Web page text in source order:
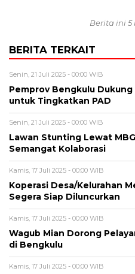
Berita ini
BERITA TERKAIT
Senin, 21 Juli 2025 - 00:00 WIB
Pemprov Bengkulu
untuk Tingkatkan PAD
Senin, 21 Juli 2025 - 00:00 WIB
Lawan Stunting Lewat
Semangat Kolaborasi
Kamis, 17 Juli 2025 - 00:00 WIB
Koperasi Desa/Kelurahan
Segera Siap Diluncurkan
Kamis, 17 Juli 2025 - 00:00 WIB
Wagub Mian Dorong
di Bengkulu
Kamis, 17 Juli 2025 - 00:00 WIB